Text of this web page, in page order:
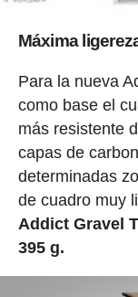
Máxima
Para la nueva
como base el
más resistente
capas de
determinadas
de cuadro muy
Addict Gravel
395 g.